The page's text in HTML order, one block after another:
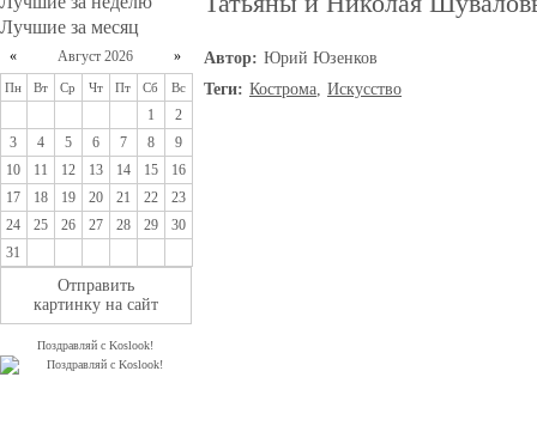
Лучшие за месяц
« Август 2026 »
Пн Вт Ср Чт Пт Сб Вс
1
2
3
4 5 6 7 8
9
10
11 12 13 14 15
16
17
18 19 20 21 22
23
24
25 26 27 28 29
30
31
Отправить
картинку на сайт
Поздравляй с Koslook!
Автор: Юрий Юзенков
Теги: Кострома, Искусство